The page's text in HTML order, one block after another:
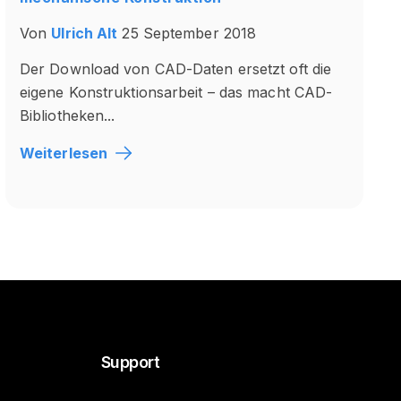
Von Ulrich Alt 25 September 2018
Der Download von CAD-Daten ersetzt oft die
eigene Konstruktionsarbeit – das macht CAD-
Bibliotheken...
Weiterlesen
Support